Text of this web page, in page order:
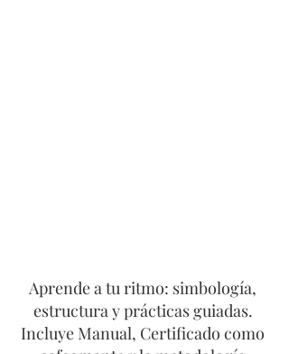
Aprende a tu ritmo: simbología,
estructura y prácticas guiadas.
Incluye Manual, Certificado como